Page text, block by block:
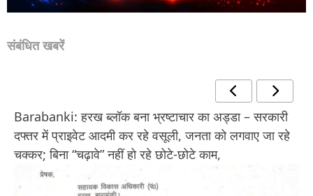
संबंधित खबरें
Barabanki: हरख ब्लॉक बना भ्रष्टाचार का अड्डा – सरकारी
दफ्तर में प्राइवेट आदमी कर रहे वसूली, जनता को लगवाए जा रहे
चक्कर; बिना “चढ़ावे” नहीं हो रहे छोटे-छोटे काम,